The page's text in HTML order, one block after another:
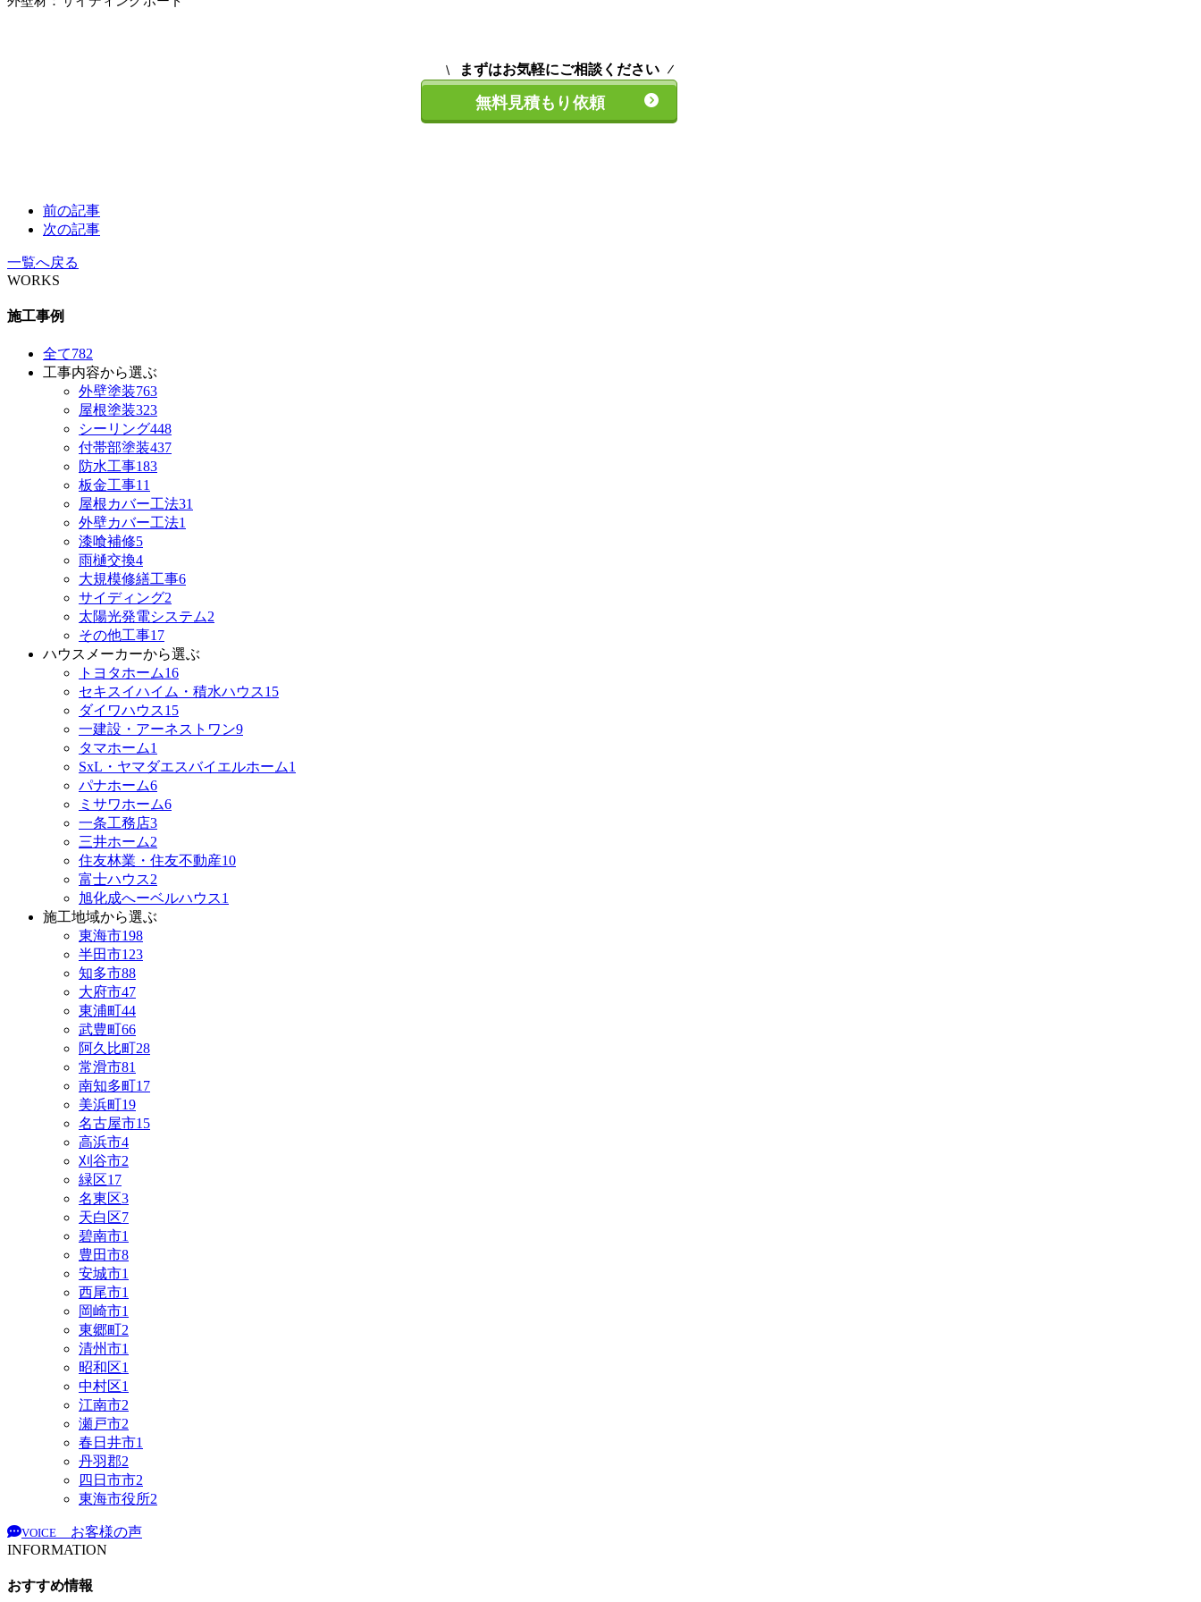
まずはお気軽にご相談ください
無料見積もり依頼
前の記事
次の記事
一覧へ戻る
WORKS
施工事例
全て782
工事内容から選ぶ
外壁塗装763
屋根塗装323
シーリング448
付帯部塗装437
防水工事183
板金工事11
屋根カバー工法31
外壁カバー工法1
漆喰補修5
雨樋交換4
大規模修繕工事6
サイディング2
太陽光発電システム2
その他工事17
ハウスメーカーから選ぶ
トヨタホーム16
セキスイハイム・積水ハウス15
ダイワハウス15
一建設・アーネストワン9
タマホーム1
SxL・ヤマダエスバイエルホーム1
パナホーム6
ミサワホーム6
一条工務店3
三井ホーム2
住友林業・住友不動産10
富士ハウス2
旭化成へーベルハウス1
施工地域から選ぶ
東海市198
半田市123
知多市88
大府市47
東浦町44
武豊町66
阿久比町28
常滑市81
南知多町17
美浜町19
名古屋市15
高浜市4
刈谷市2
緑区17
名東区3
天白区7
碧南市1
豊田市8
安城市1
西尾市1
岡崎市1
東郷町2
清州市1
昭和区1
中村区1
江南市2
瀬戸市2
春日井市1
丹羽郡2
四日市市2
東海市役所2
VOICE
お客様の声
INFORMATION
おすすめ情報